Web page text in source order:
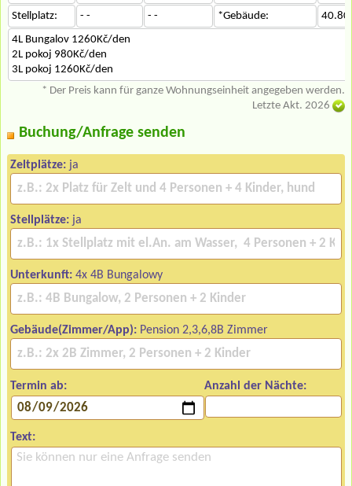
Stellplatz:
- - - - *Gebäude:
4L Bungalov 1260Kč/den
2L pokoj 980Kč/den
3L pokoj 1260Kč/den
* Der Preis kann für ganze Wohnungseinheit angegeben werden.
Letzte Akt. 2026
Buchung/Anfrage senden
Zeltplätze: ja
Stellplätze: ja
Unterkunft: 4x 4B Bungalowy
Gebäude(Zimmer/App): Pension 2,3,6,8B Zimmer
Termin ab: Anzahl der Nächte:
Text: